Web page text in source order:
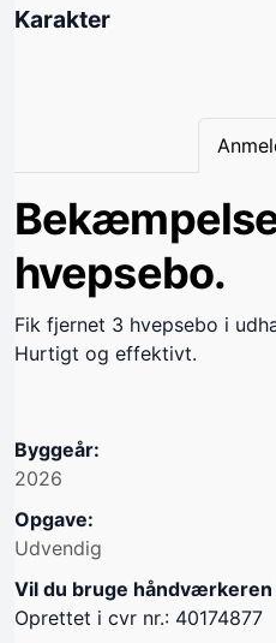
Karakter
hvepsebo.
Fik fjernet 3 hvepsebo i
Hurtigt og effektivt.
Byggeår:
2026
Opgave:
Udvendig
Vil du bruge håndværkeren
Oprettet i cvr nr.: 40174877